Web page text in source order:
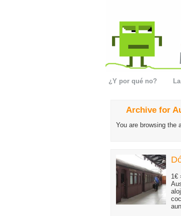
¿Y por qué no?
Archive for
You are browsing the
1€